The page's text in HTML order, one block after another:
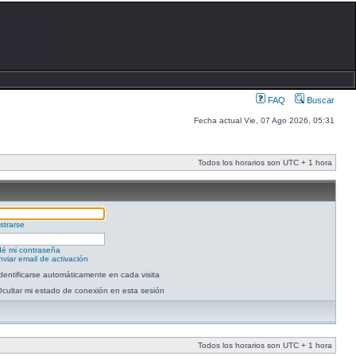
FAQ Buscar
Fecha actual Vie, 07 Ago 2026, 05:31
Todos los horarios son UTC + 1 hora
mi contraseña
email de activación
automáticamente en cada visita
mi estado de conexión en esta sesión
Todos los horarios son UTC + 1 hora